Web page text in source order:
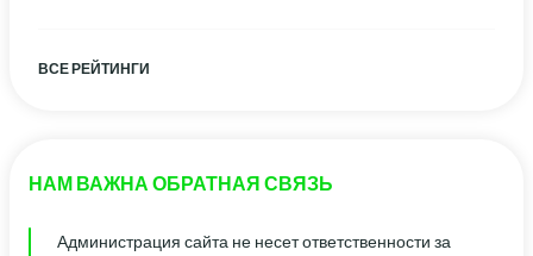
ВСЕ РЕЙТИНГИ
НАМ ВАЖНА ОБРАТНАЯ СВЯЗЬ
Администрация сайта не несет ответственности за